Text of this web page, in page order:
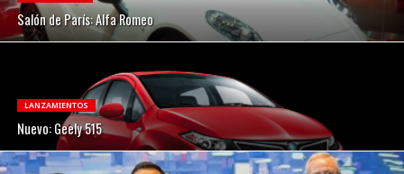
Salón de París: Alfa Romeo
LANZAMIENTOS
Nuevo: Geely 515